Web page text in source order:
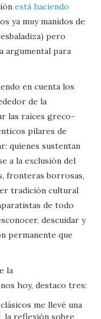
está haciendo
ya muy manidos de
pero
argumental para
en cuenta los
de la
las raíces greco-
pilares de
quienes sustentan
a la exclusión del
fronteras borrosas,
tradición cultural
de todo
descuidar y
permanente que
la
hoy, destaco tres:
me llevé una
la reflexión sobre